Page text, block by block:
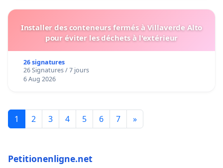
Installer des conteneurs fermés à Villaverde Alto
pour éviter les déchets à l'extérieur
26 signatures
26 Signatures / 7 jours
6 Aug 2026
1 2 3 4 5 6 7 »
Petitionenligne.net